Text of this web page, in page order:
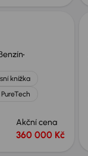
knížka
PureTech
Akční cena
360 000 Kč